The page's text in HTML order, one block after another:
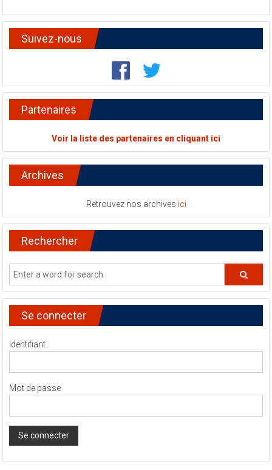
Suivez-nous
Partenaires
Voir la liste des partenaires en cliquant ici
Archives
Retrouvez nos archives ici
Rechercher
Se connecter
Identifiant
Mot de passe